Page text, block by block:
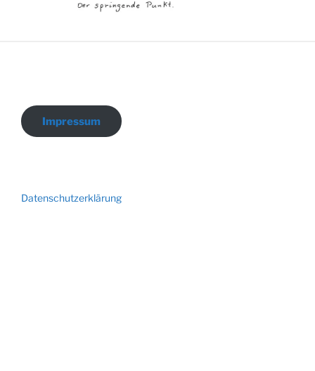
Impressum
Datenschutzerklärung